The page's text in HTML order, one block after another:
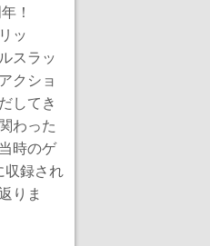
！
ッ
スラッ
クショ
してき
わった
時のゲ
収録され
りま